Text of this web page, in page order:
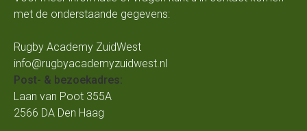
met de onderstaande gegevens:
Rugby Academy ZuidWest
info@rugbyacademyzuidwest.nl
Post- & bezoekadres:
Laan van Poot 355A
2566 DA Den Haag